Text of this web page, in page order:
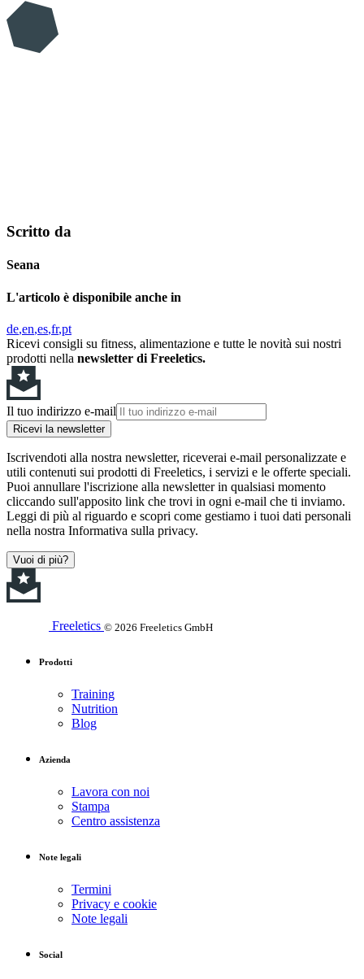
Scritto da
Seana
L'articolo è disponibile anche in
de en es fr pt
Ricevi consigli su fitness, alimentazione e tutte le novità sui nostri
prodotti nella newsletter di Freeletics.
Il tuo indirizzo e-mail
Ricevi la newsletter
Iscrivendoti alla nostra newsletter, riceverai e-mail personalizzate e
utili contenuti sui prodotti di Freeletics, i servizi e le offerte speciali.
Puoi annullare l'iscrizione alla newsletter in qualsiasi momento
cliccando sull'apposito link che trovi in ogni e-mail che ti inviamo.
Leggi di più al riguardo e scopri come gestiamo i tuoi dati personali
nella nostra Informativa sulla privacy.
Vuoi di più?
Freeletics © 2026 Freeletics GmbH
Prodotti
Training
Nutrition
Blog
Azienda
Lavora con noi
Stampa
Centro assistenza
Note legali
Termini
Privacy e cookie
Note legali
Social